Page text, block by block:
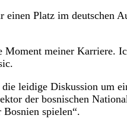
Platz im deutschen
Moment meiner Karriere.
leidige Diskussion um
der bosnischen
Bosnien spielen“.